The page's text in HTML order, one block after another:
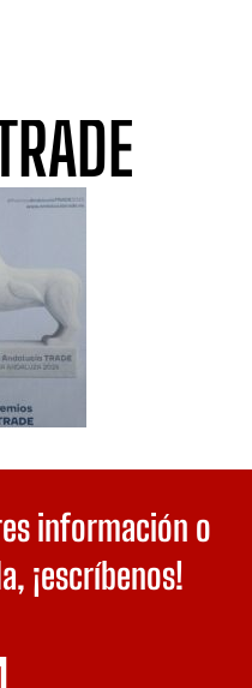
información o
¡escríbenos!